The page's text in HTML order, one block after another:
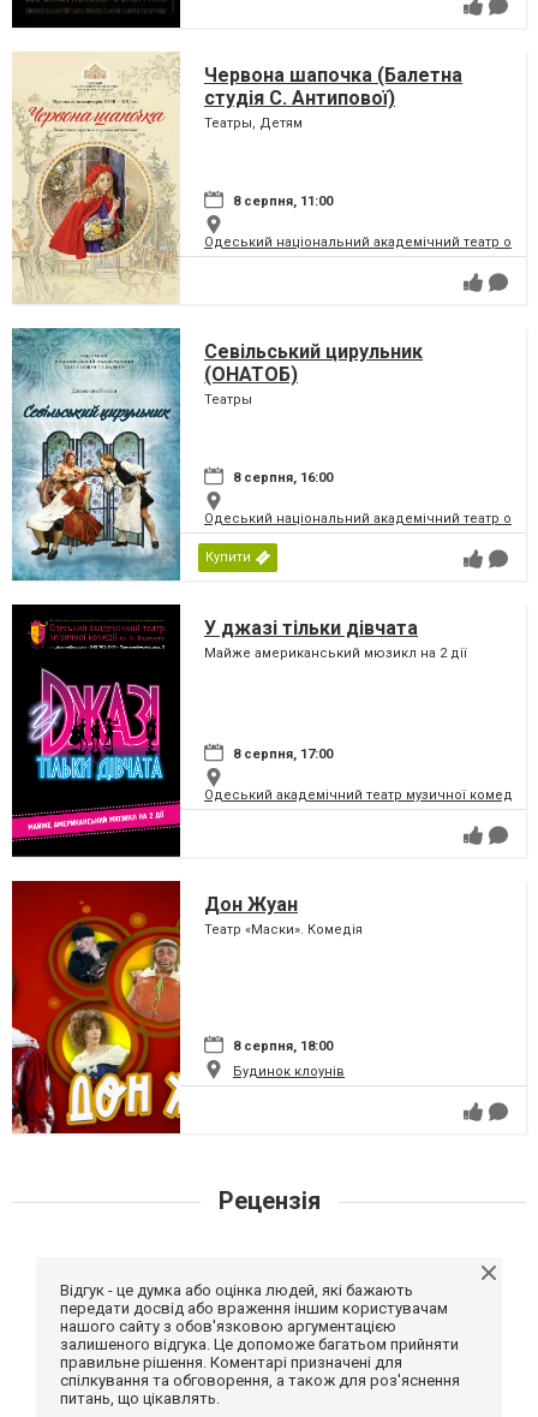
Червона шапочка (Балетна
студія С. Антипової)
Театры, Детям
8 серпня, 11:00
Одеський національний академічний театр
Севільський цирульник
(ОНАТОБ)
Театры
8 серпня, 16:00
Одеський національний академічний театр
Купити
У джазі тільки дівчата
Майже американський мюзикл на 2 дії
8 серпня, 17:00
Одеський академічний театр музичної комедії
Дон Жуан
Театр «Маски». Комедія
8 серпня, 18:00
Будинок клоунів
Рецензія
Відгук - це думка або оцінка людей, які бажають
передати досвід або враження іншим користувачам
нашого сайту з обов'язковою аргументацією
залишеного відгука. Це допоможе багатьом прийняти
правильне рішення. Коментарі призначені для
спілкування та обговорення, а також для роз'яснення
питань, що цікавлять.